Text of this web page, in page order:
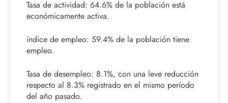
Tasa de actividad: 64.6% de la población está
económicamente activa.
índice de empleo: 59.4% de la población tiene
empleo.
Tasa de desempleo: 8.1%, con una leve reducción
respecto al 8.3% registrado en el mismo período
del año pasado.